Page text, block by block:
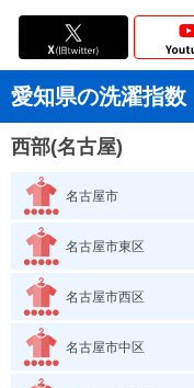
愛知県の洗濯指数
西部(名古屋)
名古屋市
名古屋市東区
名古屋市西区
名古屋市中区